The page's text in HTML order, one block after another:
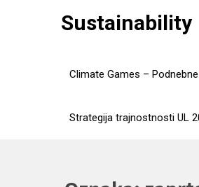
Sustainability
Climate Games –
Strategija trajnostnosti UL